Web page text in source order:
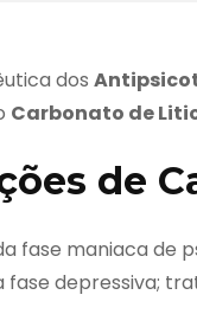
dos
Carbonato de
de
fase maniaca de
fase depressiva;